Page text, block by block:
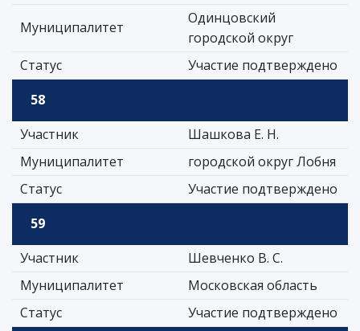
Муниципалитет
Одинцовский
городской округ
Статус
Участие подтверждено
58
Участник
Шашкова Е. Н.
Муниципалитет
городской округ Лобня
Статус
Участие подтверждено
59
Участник
Шевченко В. С.
Муниципалитет
Московская область
Статус
Участие подтверждено